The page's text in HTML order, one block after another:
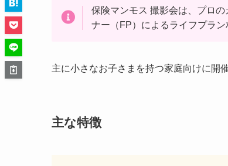
保険マンモス 撮影会は、プロ
ナー（FP）によるライフプラン
主に小さなお子さまを持つ家庭向けに開
主な特徴